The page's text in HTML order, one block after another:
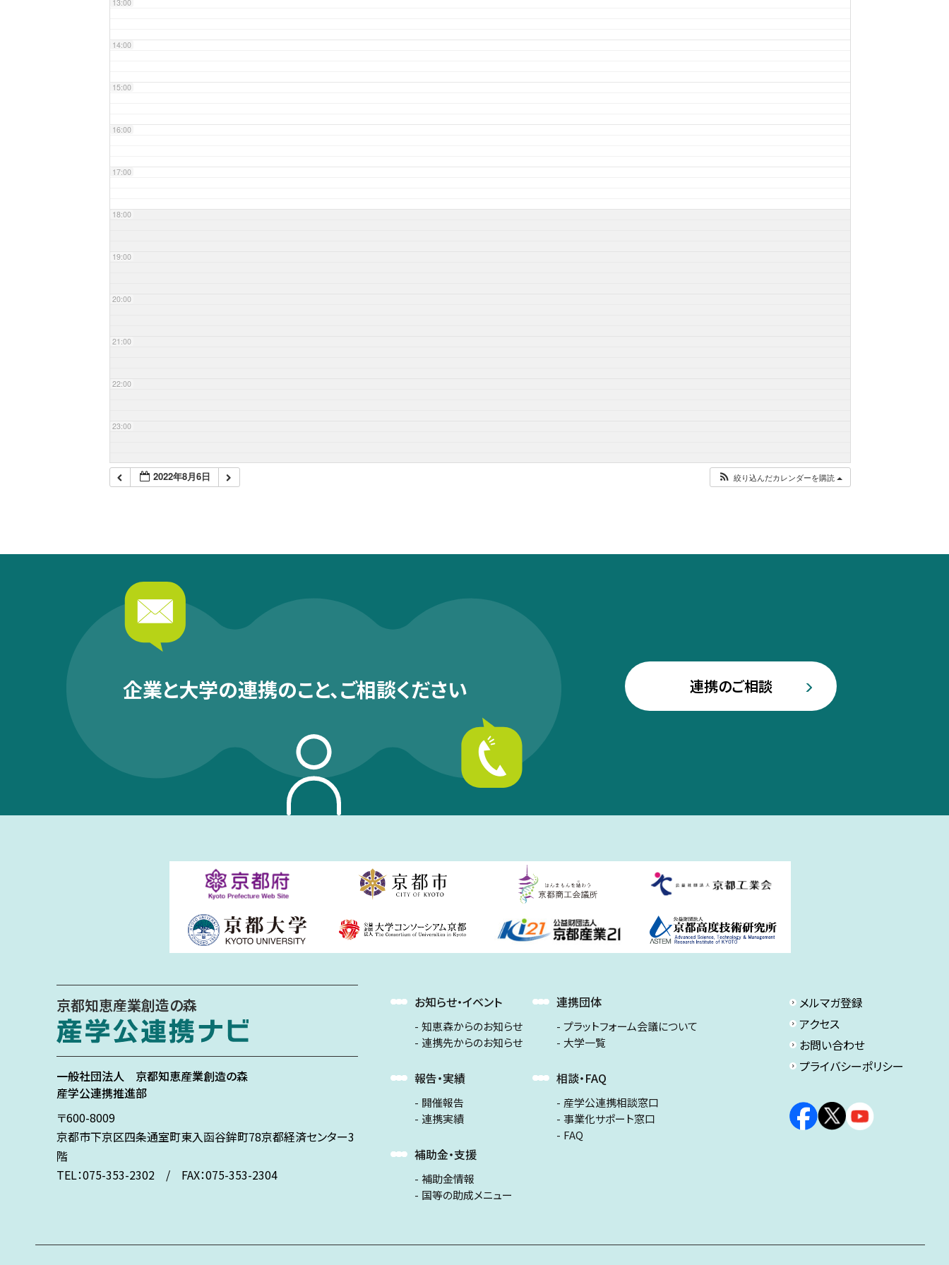
13:00
14:00
15:00
16:00
17:00
18:00
19:00
20:00
21:00
22:00
23:00
2022年8月6日 絞り込んだカレンダーを購読
企業と大学の連携のこと、ご相談ください 連携のご相談
京都知恵産業創造の森
一般社団法人 京都知恵産業創造の森
産学公連携推進部
〒600-8009
京都市下京区四条通室町東入函谷鉾町78京都経済センター3
階
TEL：075-353-2302 / FAX：075-353-2304
お知らせ・イベント
知恵森からのお知らせ
連携先からのお知らせ
報告・実績
開催報告
連携実績
補助金・支援
補助金情報
国等の助成メニュー
連携団体
プラットフォーム会議について
大学一覧
相談・FAQ
産学公連携相談窓口
事業化サポート窓口
FAQ
メルマガ登録
アクセス
お問い合わせ
プライバシーポリシー